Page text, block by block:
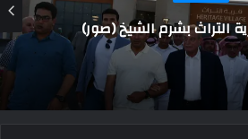
التراث بشرم الشيخ (صور)